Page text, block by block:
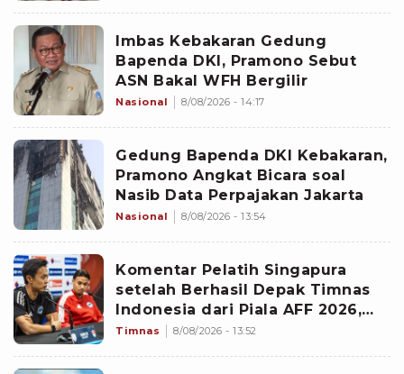
Imbas Kebakaran Gedung
Bapenda DKI, Pramono Sebut
ASN Bakal WFH Bergilir
Nasional 8/08/2026 - 14:17
Gedung Bapenda DKI Kebakaran,
Pramono Angkat Bicara soal
Nasib Data Perpajakan Jakarta
Nasional 8/08/2026 - 13:54
Komentar Pelatih Singapura
setelah Berhasil Depak Timnas
Indonesia dari Piala AFF 2026,
Gavin Lee Buka-bukaan: Saya
Timnas 8/08/2026 - 13:52